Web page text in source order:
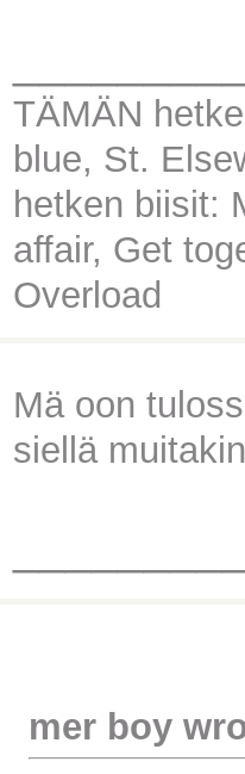
TÄMÄN
blue, St.
hetken biisit:
affair, Get
Overload
Mä oon
siellä
mer boy